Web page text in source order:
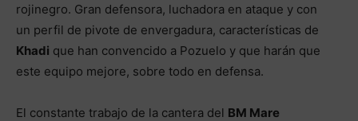
rojinegro. Gran defensora, luchadora en ataque y con
un perfil de pivote de envergadura, características de
Khadi que han convencido a Pozuelo y que harán que
este equipo mejore, sobre todo en defensa.
El constante trabajo de la cantera del BM Mare